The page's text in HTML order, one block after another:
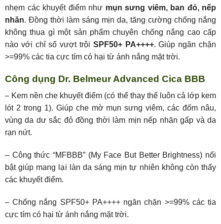
nhẹm các khuyết điểm như mụn sưng viêm, ban đỏ, nếp
nhăn. Đồng thời làm sáng mịn da, tăng cường chống nắng
không thua gì một sản phẩm chuyên chống nắng cao cấp
nào với chỉ số vượt trội SPF50+ PA++++. Giúp ngăn chặn
>=99% các tia cực tím có hại từ ánh nắng mặt trời.
Công dụng Dr. Belmeur Advanced Cica BBB
– Kem nền che khuyết điểm (có thể thay thế luôn cả lớp kem
lót 2 trong 1). Giúp che mờ mụn sưng viêm, các đốm nâu,
vùng da dư sắc đỏ đồng thời làm mịn nếp nhăn gấp và da
rạn nứt.
– Công thức “MFBBB” (My Face But Better Brightness) nổi
bật giúp mang lại làn da sáng mịn tự nhiên không còn thấy
các khuyết điểm.
– Chống nắng SPF50+ PA++++ ngăn chặn >=99% các tia
cực tím có hại từ ánh nắng mặt trời.